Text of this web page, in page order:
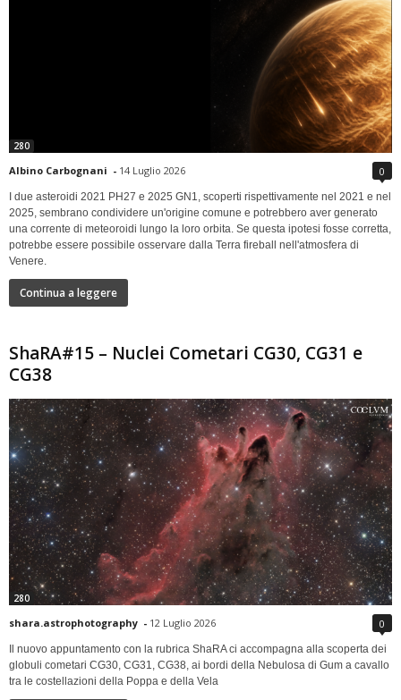
280
Albino Carbognani - 14 Luglio 2026 0
I due asteroidi 2021 PH27 e 2025 GN1, scoperti rispettivamente nel 2021 e nel
2025, sembrano condividere un'origine comune e potrebbero aver generato
una corrente di meteoroidi lungo la loro orbita. Se questa ipotesi fosse corretta,
potrebbe essere possibile osservare dalla Terra fireball nell'atmosfera di
Venere.
Continua a leggere
ShaRA#15 – Nuclei Cometari CG30, CG31 e
CG38
280
shara.astrophotography - 12 Luglio 2026 0
Il nuovo appuntamento con la rubrica ShaRA ci accompagna alla scoperta dei
globuli cometari CG30, CG31, CG38, ai bordi della Nebulosa di Gum a cavallo
tra le costellazioni della Poppa e della Vela